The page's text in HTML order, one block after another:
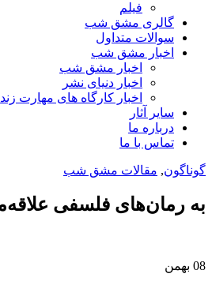
فیلم
گالری مشق شب
سوالات متداول
اخبار مشق شب
اخبار مشق شب
اخبار دنیای نشر
اخبار کارگاه های مهارت
سایر آثار
درباره ما
تماس با ما
گوناگون, مقالات مشق شب
به رمان‌های فلسفی
08 بهمن